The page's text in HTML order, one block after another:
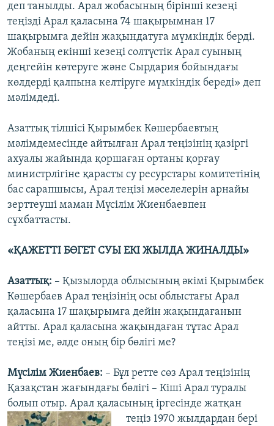
деп танылды. Арал жобасының бірінші кезеңі
теңізді Арал қаласына 74 шақырымнан 17
шақырымға дейін жақындатуға мүмкіндік берді.
Жобаның екінші кезеңі солтүстік Арал суының
деңгейін көтеруге және Сырдария бойындағы
көлдерді қалпына келтіруге мүмкіндік береді» деп
мәлімдеді.
Азаттық тілшісі Қырымбек Көшербаевтың
мәлімдемесінде айтылған Арал теңізінің қазіргі
ахуалы жайында қоршаған ортаны қорғау
министрлігіне қарасты су ресурстары комитетінің
бас сарапшысы, Арал теңізі мәселелерін арнайы
зерттеуші маман Мүсілім Жиенбаевпен
сұхбаттасты.
«ҚАЖЕТТІ БӨГЕТ СУЫ ЕКІ ЖЫЛДА ЖИНАЛДЫ»
Азаттық: – Қызылорда облысының әкімі Қырымбек
Көшербаев Арал теңізінің осы облыстағы Арал
қаласына 17 шақырымға дейін жақындағанын
айтты. Арал қаласына жақындаған тұтас Арал
теңізі ме, әлде оның бір бөлігі ме?
Мүсілім Жиенбаев: – Бұл ретте сөз Арал теңізінің
Қазақстан жағындағы бөлігі – Кіші Арал туралы
болып отыр. Арал қаласының іргесінде жатқан
теңіз 1970 жылдардан бері